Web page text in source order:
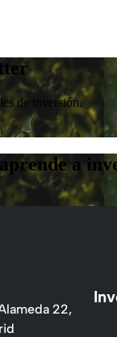
de inversión.
a
22,